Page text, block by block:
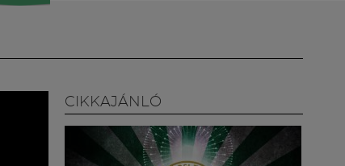
CIKKAJÁNLÓ